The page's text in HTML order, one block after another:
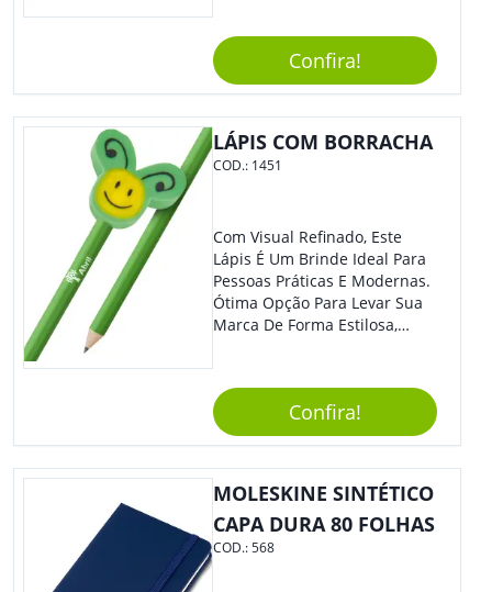
Sua Marca De Forma Estilosa,
Agregando Valor Para Sua
Empresa Em Eventos.
Confira!
LÁPIS COM BORRACHA
COD.: 1451
Com Visual Refinado, Este
Lápis É Um Brinde Ideal Para
Pessoas Práticas E Modernas.
Ótima Opção Para Levar Sua
Marca De Forma Estilosa,
Reuniões Corporativas Ou Até
Mesmo Para Presentear
Colaboradores E Parceiros De
Confira!
MOLESKINE SINTÉTICO
CAPA DURA 80 FOLHAS
COD.:568